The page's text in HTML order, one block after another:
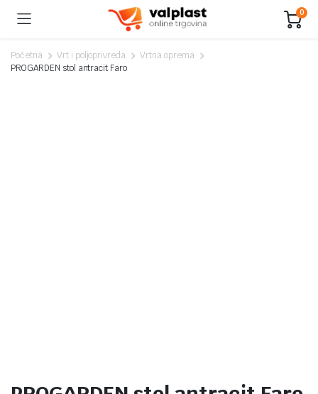
0
Početna Vrt i poljoprivreda
Vrtna oprema
PROGARDEN stol antracit Faro